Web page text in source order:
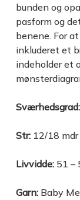
bunden og
pasform og
benene. For
inkluderet et
indeholder et
Sværhedsgrad:
Str:12/18 mdr
Livvidde:51 –
Garn:Baby